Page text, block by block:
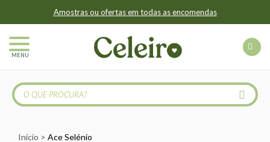
Amostras ou ofertas em todas as encomendas
MENU
Início Ace Selénio